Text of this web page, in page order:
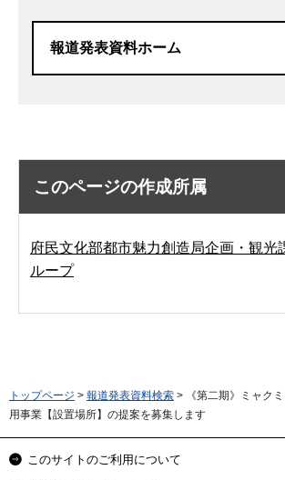
報道発表資料ホーム
このページの作成所属
府民文化部都市魅力創造局企画・観光
ループ
トップページ > 報道発表資料検索 > 《第二期》ミャク
用事業【設置場所】の提案を募集します
このサイトのご利用について